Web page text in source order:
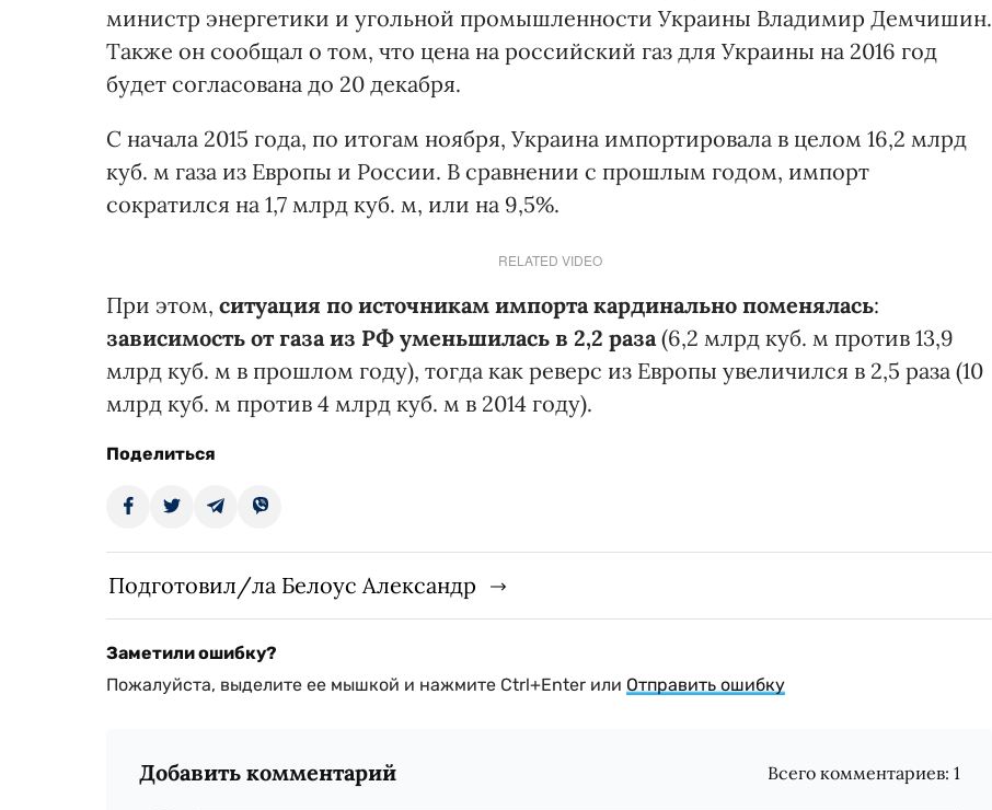
министр энергетики и угольной промышленности Украины Владимир Демчишин.
Также он сообщал о том, что цена на российский газ для Украины на 2016 год
будет согласована до 20 декабря.
С начала 2015 года, по итогам ноября, Украина импортировала в целом 16,2 млрд
куб. м газа из Европы и России. В сравнении с прошлым годом, импорт
сократился на 1,7 млрд куб. м, или на 9,5%.
RELATED VIDEO
При этом, ситуация по источникам импорта кардинально поменялась:
зависимость от газа из РФ уменьшилась в 2,2 раза (6,2 млрд куб. м против 13,9
млрд куб. м в прошлом году), тогда как реверс из Европы увеличился в 2,5 раза (10
млрд куб. м против 4 млрд куб. м в 2014 году).
Поделиться
Подготовил/ла Белоус Александр
Заметили ошибку?
Пожалуйста, выделите ее мышкой и нажмите Ctrl+Enter или Отправить ошибку
Добавить комментарий Всего комментариев:1